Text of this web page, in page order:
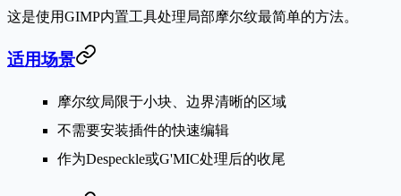
这是使用GIMP内置工具处理局部摩尔纹最简单的方法。
适用场景
摩尔纹局限于小块、边界清晰的区域
不需要安装插件的快速编辑
作为Despeckle或G'MIC处理后的收尾